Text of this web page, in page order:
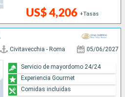
US$ 4,206 +Tasas
Civitavecchia - Roma 05/06/2027
Servicio de mayordomo 24/24
Experiencia Gourmet
Comidas incluidas